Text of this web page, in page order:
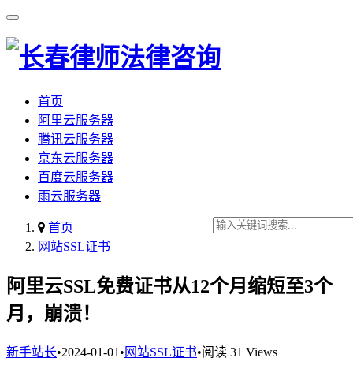
首页
阿里云服务器
腾讯云服务器
京东云服务器
百度云服务器
雨云服务器
首页
网站SSL证书
阿里云SSL免费证书从12个月缩短至3个
月，崩溃！
新手站长•2024-01-01 • 网站SSL证书•阅读 31 Views